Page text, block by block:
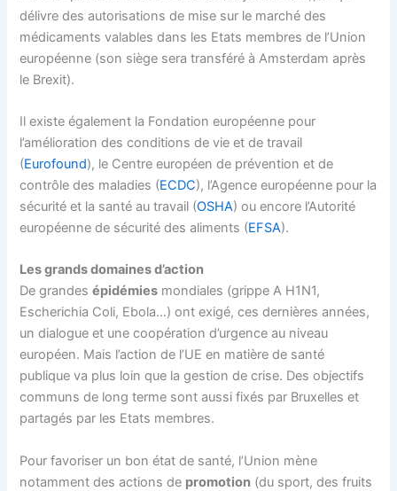
délivre des autorisations de mise sur le marché des
médicaments valables dans les Etats membres de l’Union
européenne (son siège sera transféré à Amsterdam après
le Brexit).
Il existe également la Fondation européenne pour
l’amélioration des conditions de vie et de travail
(Eurofound), le Centre européen de prévention et de
contrôle des maladies (ECDC), l’Agence européenne pour la
sécurité et la santé au travail (OSHA) ou encore l’Autorité
européenne de sécurité des aliments (EFSA).
Les grands domaines d’action
De grandesépidémies mondiales (grippe A H1N1,
Escherichia Coli, Ebola…) ont exigé, ces dernières années,
un dialogue et une coopération d’urgence au niveau
européen. Mais l’action de l’UE en matière de santé
publique va plus loin que la gestion de crise. Des objectifs
communs de long terme sont aussi fixés par Bruxelles et
partagés par les Etats membres.
Pour favoriser un bon état de santé, l’Union mène
notamment des actions de promotion (du sport, des fruits